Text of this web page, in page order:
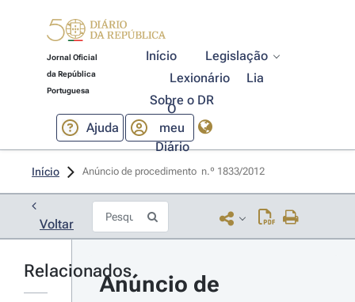
Jornal Oficial
da República
Portuguesa
Início
Legislação
Lexionário
Lia
Sobre o DR
Ajuda
O
meu
Diário
Início Anúncio de procedimento  n.º 1833/2012
Voltar
Relacionados
Anúncio de